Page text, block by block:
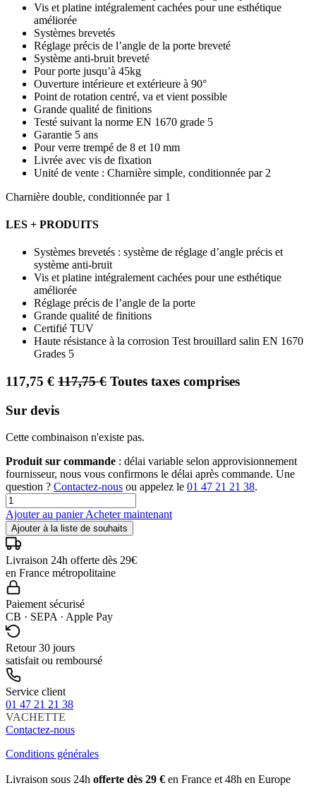
Vis et platine intégralement cachées pour une esthétique
améliorée
Systèmes brevetés
Réglage précis de l’angle de la porte breveté
Système anti-bruit breveté
Pour porte jusqu’à 45kg
Ouverture intérieure et extérieure à 90°
Point de rotation centré, va et vient possible
Grande qualité de finitions
Testé suivant la norme EN 1670 grade 5
Garantie 5 ans
Pour verre trempé de 8 et 10 mm
Livrée avec vis de fixation
Unité de vente : Charnière simple, conditionnée par 2
Charnière double, conditionnée par 1
LES + PRODUITS
Systèmes brevetés : système de réglage d’angle précis et
système anti-bruit
Vis et platine intégralement cachées pour une esthétique
améliorée
Réglage précis de l’angle de la porte
Grande qualité de finitions
Certifié TUV
Haute résistance à la corrosion Test brouillard salin EN 1670
Grades 5
117,75 € 117,75€ Toutes taxes comprises
Sur devis
Cette combinaison n'existe pas.
Produit sur commande : délai variable selon approvisionnement
fournisseur, nous vous confirmons le délai après commande. Une
question ? Contactez-nous ou appelez le 01 47 21 21 38.
Ajouter au panierAcheter maintenant
Ajouter à la liste de souhaits
Livraison 24h offerte dès 29€
en France métropolitaine
Paiement sécurisé
CB · SEPA · Apple Pay
Retour 30 jours
satisfait ou remboursé
Service client
01 47 21 21 38
VACHETTE
Contactez-nous
Conditions générales
Livraison sous 24h offerte dès 29 € en France et 48h en Europe